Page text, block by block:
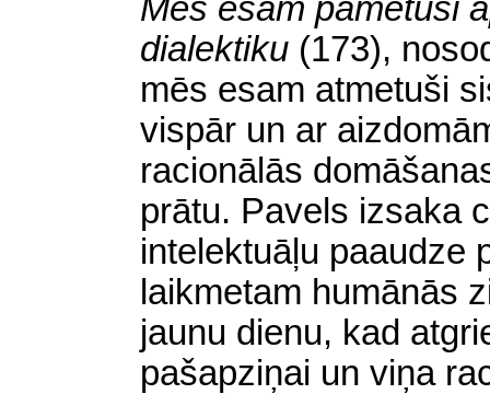
Mēs esam pametuši
dialektiku (173),
mēs esam atmetuši
vispār un ar
racionālās
prātu. Pavels izsaka
intelektuāļu paaudze
laikmetam humānās
jaunu dienu, kad
pašapziņai un viņa